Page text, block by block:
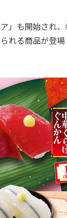
」も開始され
れる商品が登場